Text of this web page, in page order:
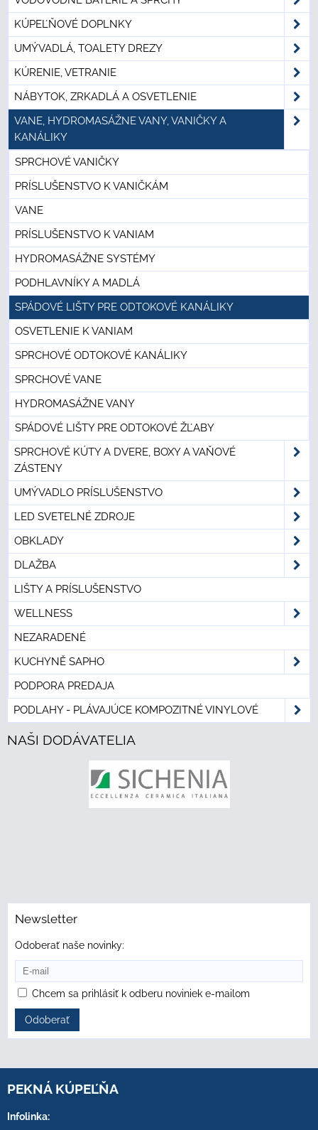
KÚPEĽŇOVÉ DOPLNKY
UMÝVADLÁ, TOALETY DREZY
KÚRENIE, VETRANIE
NÁBYTOK, ZRKADLÁ A OSVETLENIE
VANE, HYDROMASÁŽNE VANY, VANIČKY A
KANÁLIKY
SPRCHOVÉ VANIČKY
PRÍSLUŠENSTVO K VANIČKÁM
VANE
PRÍSLUŠENSTVO K VANIAM
HYDROMASÁŽNE SYSTÉMY
PODHLAVNÍKY A MADLÁ
SPÁDOVÉ LIŠTY PRE ODTOKOVÉ KANÁLIKY
OSVETLENIE K VANIAM
SPRCHOVÉ ODTOKOVÉ KANÁLIKY
SPRCHOVÉ VANE
HYDROMASÁŽNE VANY
SPÁDOVÉ LIŠTY PRE ODTOKOVÉ ŽĽABY
SPRCHOVÉ KÚTY A DVERE, BOXY A VAŇOVÉ
ZÁSTENY
UMÝVADLO PRÍSLUŠENSTVO
LED SVETELNÉ ZDROJE
OBKLADY
DLAŽBA
LIŠTY A PRÍSLUŠENSTVO
WELLNESS
NEZARADENÉ
KUCHYNĚ SAPHO
PODPORA PREDAJA
PODLAHY - PLÁVAJÚCE KOMPOZITNÉ VINYLOVÉ
NAŠI DODÁVATELIA
Newsletter
Odoberať naše novinky:
Chcem sa prihlásiť k odberu noviniek e-mailom
Odoberať
PEKNÁ KÚPEĽŇA
Infolinka: